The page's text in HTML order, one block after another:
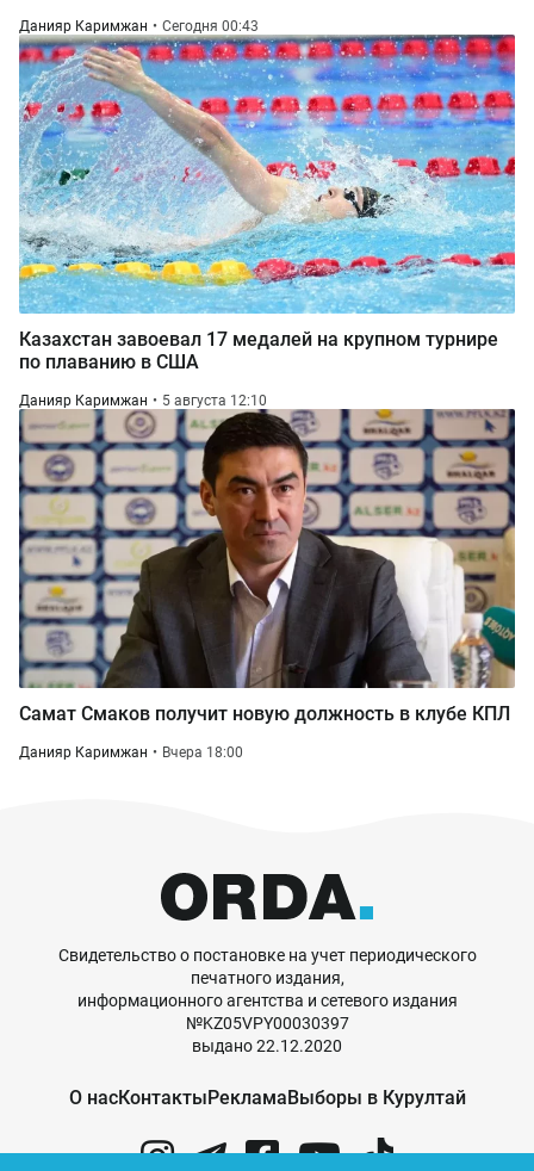
Данияр Каримжан Сегодня 00:43
Казахстан завоевал 17 медалей на крупном турнире
по плаванию в США
Данияр Каримжан 5 августа 12:10
Самат Смаков получит новую должность в клубе КПЛ
Данияр Каримжан Вчера 18:00
Свидетельство о постановке на учет периодического
печатного издания,
информационного агентства и сетевого издания
№KZ05VPY00030397
выдано 22.12.2020
О насКонтактыРекламаВыборы в Курултай